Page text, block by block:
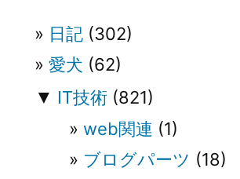
日記 (302)
愛犬 (62)
▼ IT技術 (821)
web関連 (1)
ブログパーツ (18)